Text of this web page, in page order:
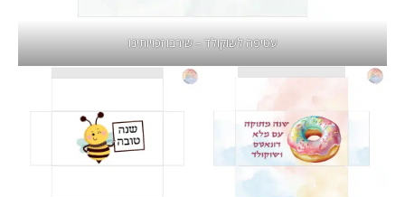
עטיפה לשוקולד – שירבו זכויותינו